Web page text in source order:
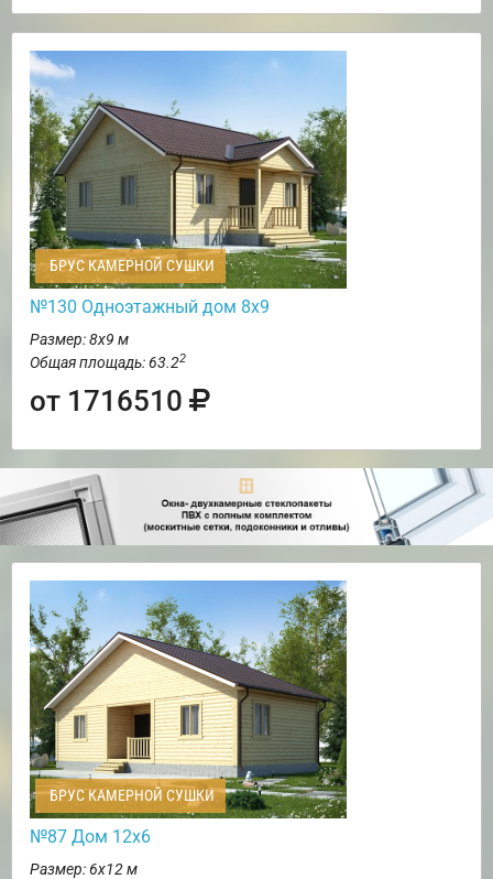
БРУС КАМЕРНОЙ СУШКИ
№130 Одноэтажный дом 8х9
Размер: 8х9 м
Общая площадь: 63.22
от 1716510
БРУС КАМЕРНОЙ СУШКИ
№87 Дом 12х6
Размер: 6х12 м